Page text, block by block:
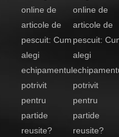
online de
articole de
pescuit:
alegi
potrivit
pentru
partide
reusite?